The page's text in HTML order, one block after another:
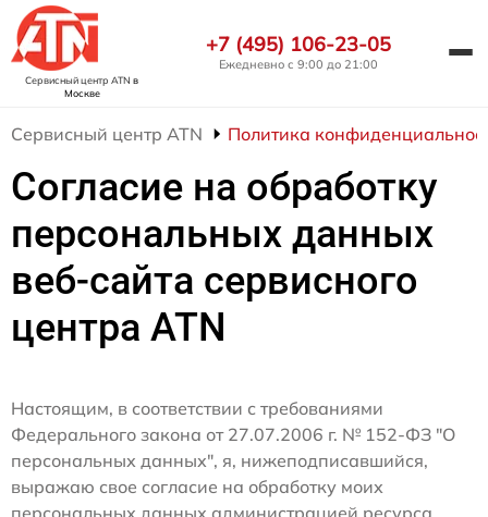
Сервисный центр ATN в
Москве
+7 (495) 106-23-05
Ежедневно с 9:00 до 21:00
Сервисный центр ATN Политика
Согласие на обработку
персональных данных
веб-сайта сервисного
центра ATN
Настоящим, в соответствии с требованиями
Федерального закона от 27.07.2006 г. № 152-ФЗ "О
персональных данных", я, нижеподписавшийся,
выражаю свое согласие на обработку моих
персональных данных администрацией ресурса